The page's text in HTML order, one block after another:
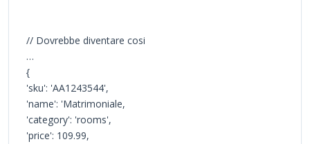
// Dovrebbe diventare cosi
…
{
'sku': 'AA1243544',
'name': 'Matrimoniale,
'category': 'rooms',
'price': 109.99,